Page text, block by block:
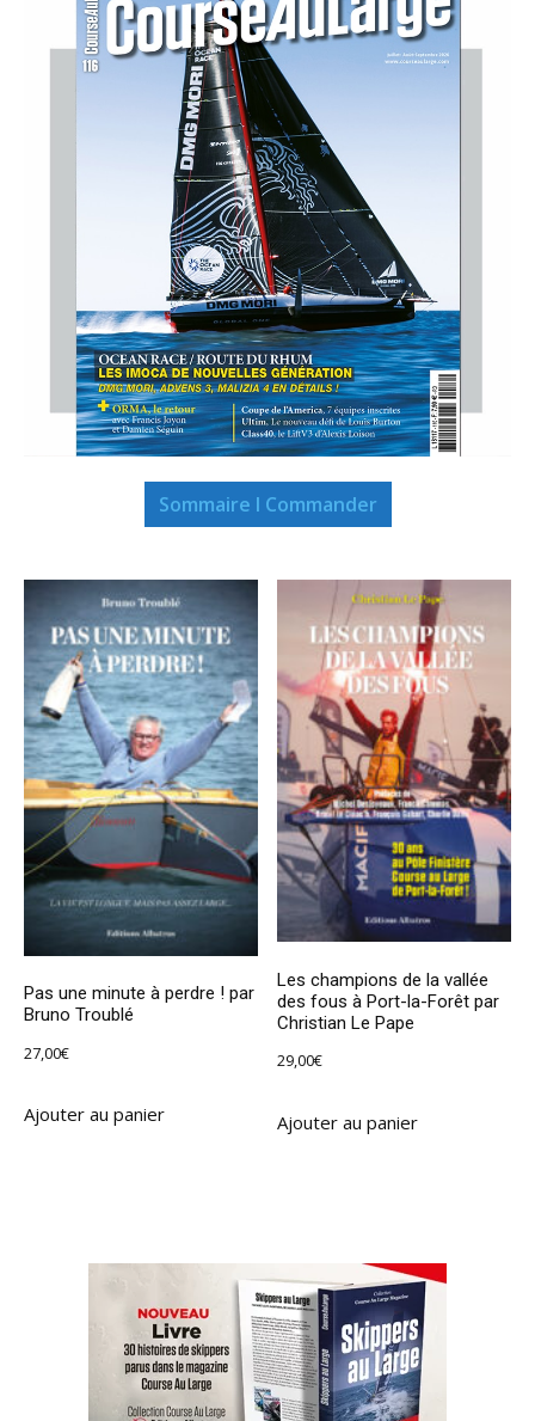
Sommaire I Commander
Pas une minute à perdre ! par
Bruno Troublé
27,00€
Ajouter au panier
Les champions de la vallée
des fous à Port-la-Forêt par
Christian Le Pape
29,00€
Ajouter au panier